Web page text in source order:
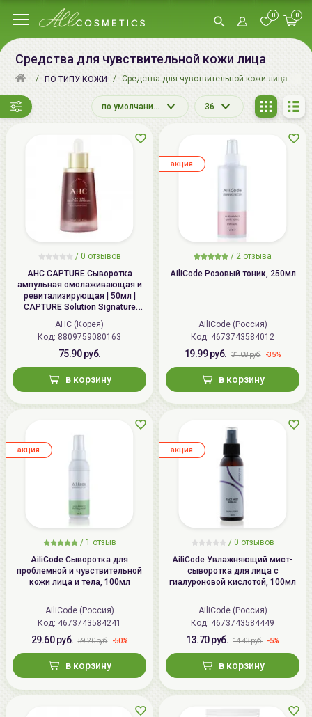
0 0
Средства для чувствительной кожи лица
ПО ТИПУ КОЖИ Средства для чувствительной кожи лица
по умолчанию 36
/ 0 отзывов
AHC CAPTURE Сыворотка
ампульная омолаживающая и
ревитализирующая | 50мл |
CAPTURE Solution Signature
Revital Ampoule
AHC (Корея)
Код: 8809759080163
75.90 руб.
в корзину
/ 2 отзыва
AiliCode Розовый тоник, 250мл
AiliCode (Россия)
Код: 4673743584012
19.99 руб. 31.08 руб. -35%
в корзину
aкция
/ 1 отзыв
AiliCode Сыворотка для
проблемной и чувствительной
кожи лица и тела, 100мл
AiliCode (Россия)
Код: 4673743584241
29.60 руб. 59.20 руб. -50%
в корзину
aкция
/ 0 отзывов
AiliCode Увлажняющий мист-
сыворотка для лица с
гиалуроновой кислотой, 100мл
AiliCode (Россия)
Код: 4673743584449
13.70 руб. 14.43 руб. -5%
в корзину
aкция